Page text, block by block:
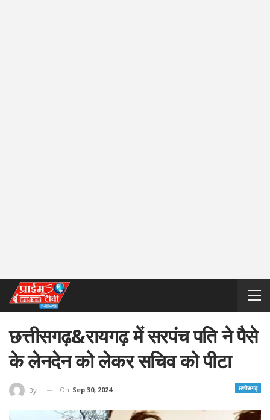
छत्तीसगढ़&रायगढ़ में सरपंच पति ने पैसे
के लेनदेन को लेकर सचिव को पीटा
छत्तीसगढ़
By On Sep 30, 2024